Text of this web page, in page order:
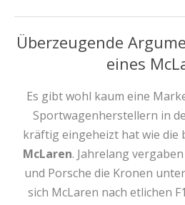
Überzeugende
eines
Es gibt wohl kaum eine
Sportwagenherstellern in
kräftig eingeheizt hat wie die
McLaren. Jahrelang
und Porsche die Kronen
sich McLaren nach etlichen